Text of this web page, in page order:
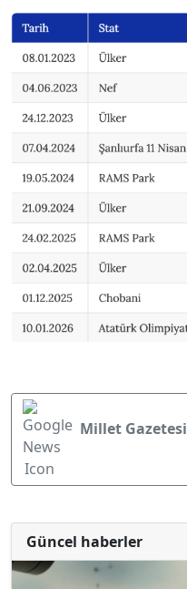
Millet Gazetesi
Güncel haberler